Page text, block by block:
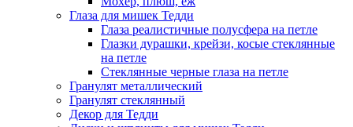
Глаза для мишек Тедди
Глаза реалистичные полусфера на петле
Глазки дурашки, крейзи, косые стеклянные
на петле
Стеклянные черные глаза на петле
Гранулят металлический
Гранулят стеклянный
Декор для Тедди